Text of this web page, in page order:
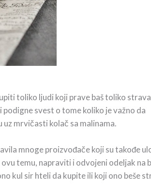
toliko ljudi koji prave baš toliko strava
svest o tome koliko je važno da
mrvičasti kolač sa malinama.
mnoge proizvođače koji su takođe
temu, napraviti i odvojeni odeljak na
kul sir hteli da kupite ili koji ono beše